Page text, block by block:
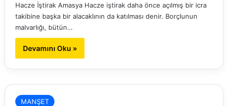
Hacze İştirak Amasya Hacze iştirak daha önce açılmış bir icra
takibine başka bir alacaklının da katılması denir. Borçlunun
malvarlığı, bütün…
Devamını Oku »
MANŞET